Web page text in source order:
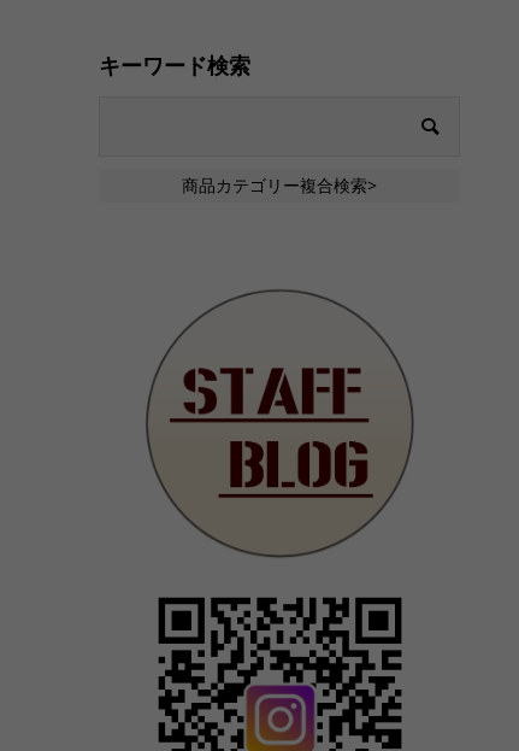
キーワード検索
商品カテゴリー複合検索>